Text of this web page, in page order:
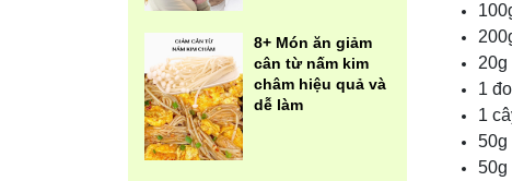
20g
1
1
50g
50g
8+ Món ăn giảm
cân từ nấm kim
châm hiệu quả và
dễ làm